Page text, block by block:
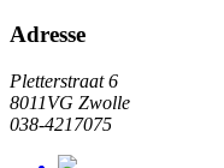
Adresse
Pletterstraat 6
8011VG Zwolle
038-4217075